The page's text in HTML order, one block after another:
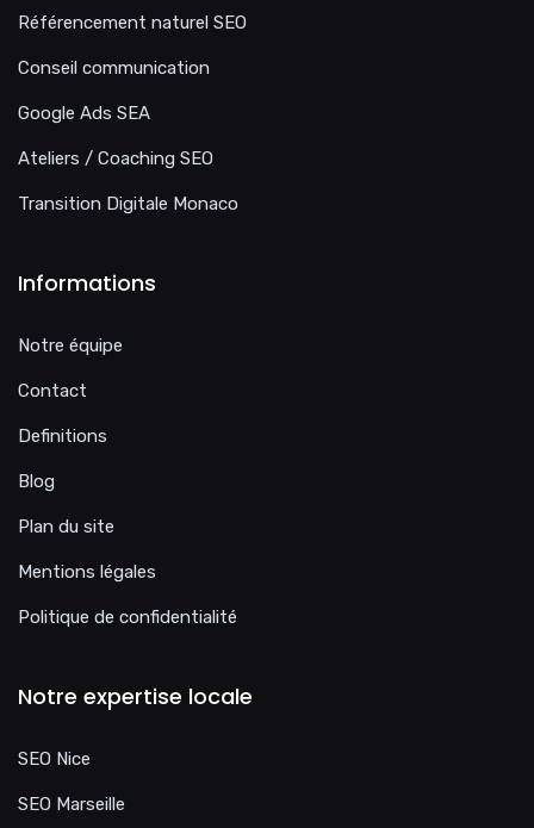
Référencement naturel SEO
Conseil communication
Google Ads SEA
Ateliers / Coaching SEO
Transition Digitale Monaco
Informations
Notre équipe
Contact
Definitions
Blog
Plan du site
Mentions légales
Politique de confidentialité
Notre expertise locale
SEO Nice
SEO Marseille